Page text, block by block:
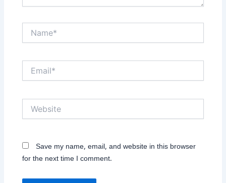
Save my name, email, and website in this browser
for the next time I comment.